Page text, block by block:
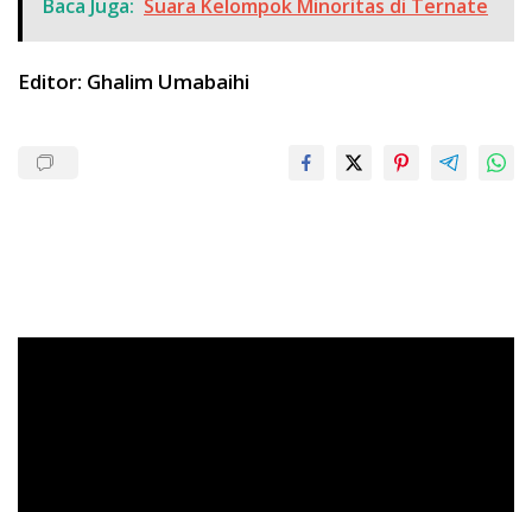
Baca Juga: Suara Kelompok Minoritas di Ternate
Editor: Ghalim Umabaihi